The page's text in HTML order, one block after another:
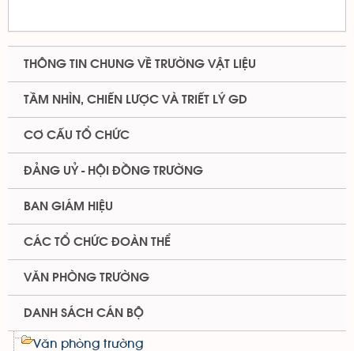
THÔNG TIN CHUNG VỀ TRƯỜNG VẬT LIỆU
TẦM NHÌN, CHIẾN LƯỢC VÀ TRIẾT LÝ GD
CƠ CẤU TỔ CHỨC
ĐẢNG UỶ - HỘI ĐỒNG TRƯỜNG
BAN GIÁM HIỆU
CÁC TỔ CHỨC ĐOÀN THỂ
VĂN PHÒNG TRƯỜNG
DANH SÁCH CÁN BỘ
Văn phòng trường